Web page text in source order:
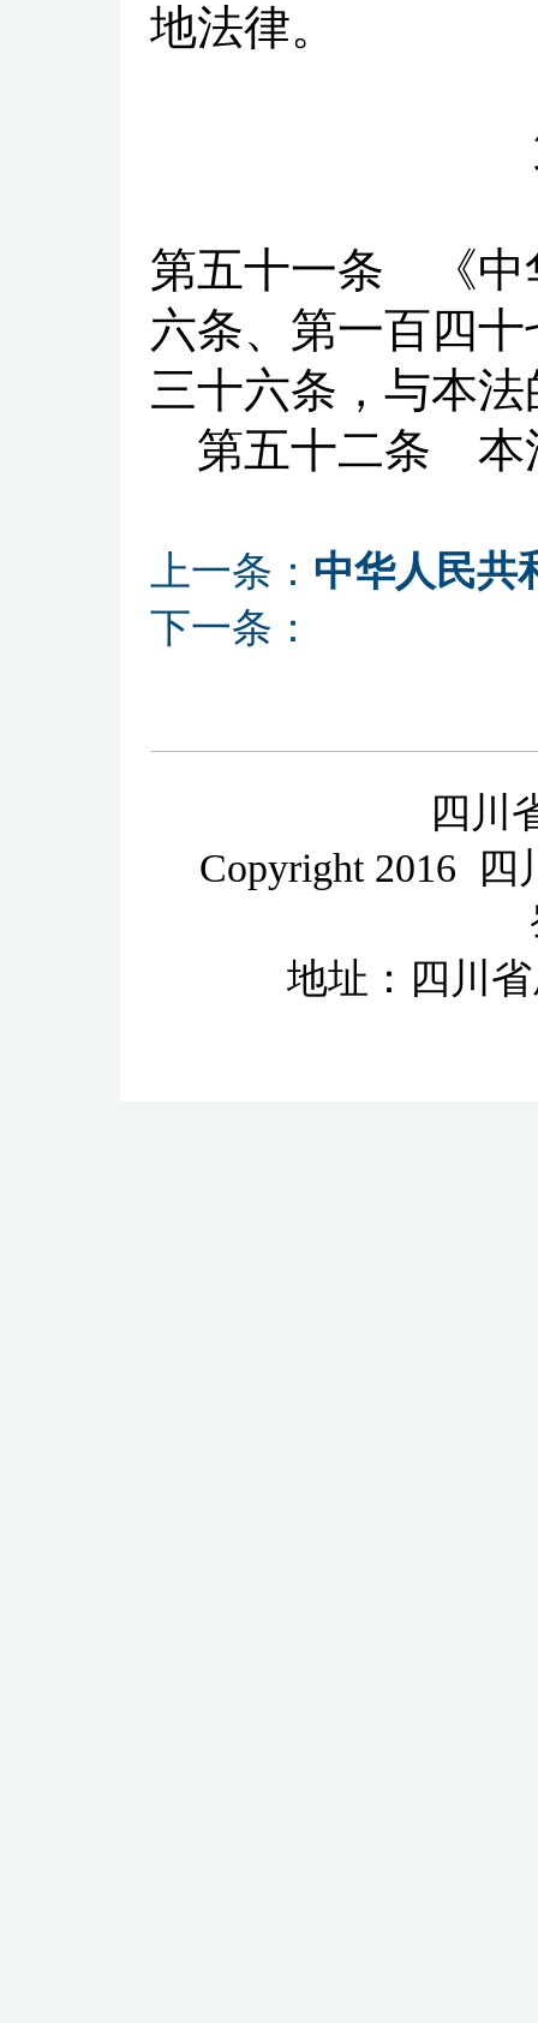
地法律。
第五十一条 《中
六条、第一百四
三十六条，与本
第五十二条 本
上一条： 中华人民共
下一条：
四川
Copyright 2016 四
地址：四川省